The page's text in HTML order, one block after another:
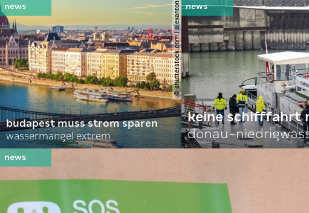
© shutterstock.com | alexanton
budapest muss strom sparen
wassermangel extrem
keine schifffahrt
donau-